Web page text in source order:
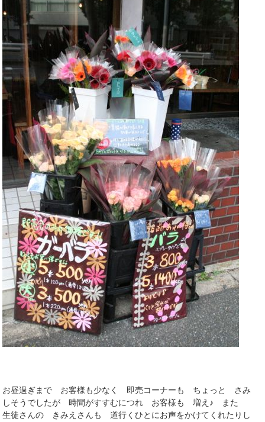
お昼過ぎまで お客様も少なく 即売コーナーも ちょっと さみ
しそうでしたが 時間がすすむにつれ お客様も 増え♪ また
生徒さんの きみえさんも 道行くひとにお声をかけてくれたりし